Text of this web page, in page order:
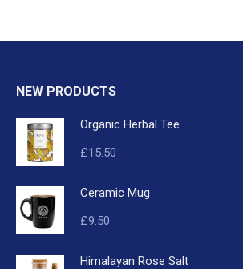
NEW PRODUCTS
Organic Herbal Tee
£15.50
Ceramic Mug
£9.50
Himalayan Rose Salt